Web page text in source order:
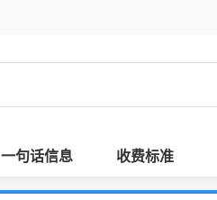
一句话信息 收费标准